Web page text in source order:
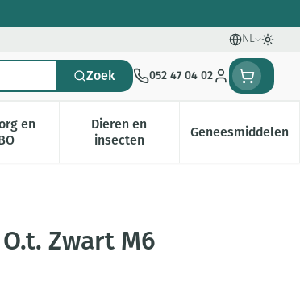
NL
Talen
Zoek 052 47 04 02
Klant menu
geneeskunde categorie
en
submenu voor Thuiszorg en EHBO categorie
Dieren en
insectenToon submenu voor Dieren en
Geneesmiddelen
Toon
Zwart M6